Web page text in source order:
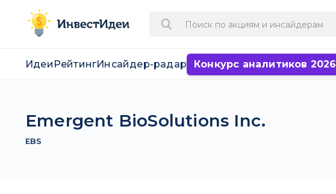
Идеи РейтингИнсайдер-радар Конкурс аналитиков 2026
Emergent BioSolutions Inc.
EBS